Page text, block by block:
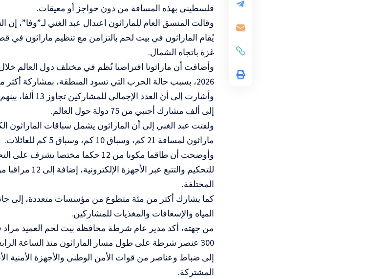
فلسطيني بهذه المسافة من دون حواجز أو معيقات.
وقالت المنسق العام للماراثون اعتدال عبد الغني لـ”وفا”، إن
غزة باتجاه الشمال.
2026، بسبب حالة الحرب التي تسود المنطقة، بمشاركة أكثر من 5000 مشارك من 88 دولة
إلى ألف مشارك أجنبي من 75 دولة حول العالم
.
ماراثون لمسافة 21 كم، وسباق 10 كم، وسباق 5 كم للعائلات
.
وأوضحت أن طاقما مكونا من 12 حكما
للتحكيم والتتبع
المختلفة.
المياه والإسعافات والمغذيات للمشاركين.
من جهته، أكد مدير عام شرطة محافظة بيت لحم العميد مراد
300 عنصر شرطة على طول مسار الماراثون منذ الساعة
إلى ضباط وعناصر من قوات الأمن الوطني والأجهزة الأمنية
المشتركة.